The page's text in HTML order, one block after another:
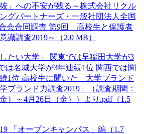
」への不安が残る～株式会社リクル
グパートナーズ・一般社団法人全国
会合同調査 第9回 高校生と保護者
識調査2019～（2.0 MB）
たい大学」 関東では早稲田大学が3
は名城大学が3年連続1位 関西では関
1位 高校生に聞いた 大学ブランド
ブランド力調査2019」（調査期間：
）～4月26日（金））より.pdf（1.5
「オープンキャンパス」編（1.7